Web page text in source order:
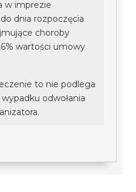
w imprezie
dnia rozpoczęcia
choroby
wartości umowy
to nie podlega
odwołania